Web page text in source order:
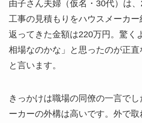
由子さん夫婦（仮名・30代）は
工事の見積もりをハウスメーカー
返ってきた金額は220万円。驚く
相場なのかな」と思ったのが正直
と言います。
きっかけは職場の同僚の一言で
ーカーの外構は高いです。外で